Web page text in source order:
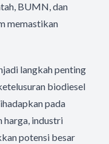
BUMN, dan
memastikan
langkah penting
biodiesel
pada
harga, industri
potensi besar